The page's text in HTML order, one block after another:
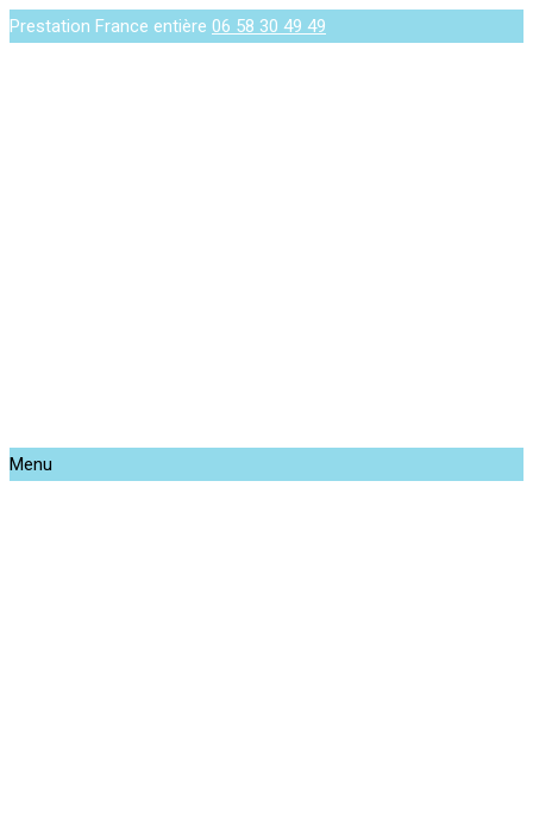
Prestation France entière 06 58 30 49 49
Menu